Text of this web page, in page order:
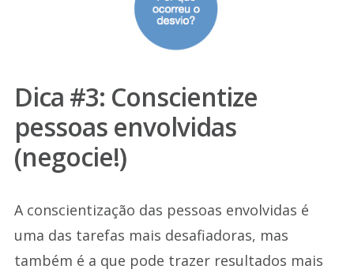
Dica #3: Conscientize
pessoas envolvidas
(negocie!)
A conscientização das pessoas envolvidas é
uma das tarefas mais desafiadoras, mas
também é a que pode trazer resultados mais